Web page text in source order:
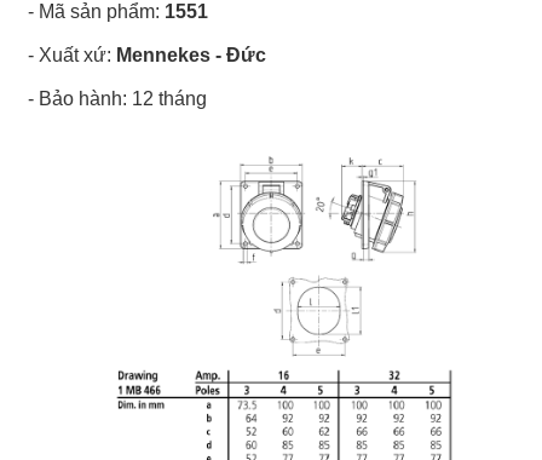
- Mã sản phẩm: 1551
- Xuất xứ: Mennekes - Đức
- Bảo hành: 12 tháng